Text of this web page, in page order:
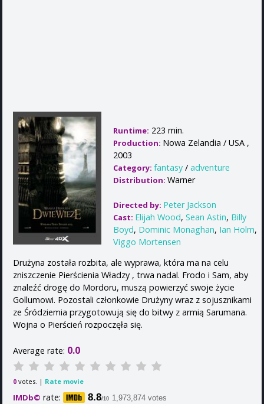
Runtime: 223 min.
Production: Nowa Zelandia / USA ,
2003
Category: fantasy / adventure
Distribution: Warner
Directed by: Peter Jackson
Cast: Elijah Wood, Sean Astin, Billy
Boyd, Dominic Monaghan, Ian Holm,
Viggo Mortensen
Drużyna została rozbita, ale wyprawa, która ma na celu
zniszczenie Pierścienia Władzy , trwa nadal. Frodo i Sam, aby
znaleźć drogę do Mordoru, muszą powierzyć swoje życie
Gollumowi. Pozostali członkowie Drużyny wraz z sojusznikami
ze Śródziemia przygotowują się do bitwy z armią Sarumana.
Wojna o Pierścień rozpoczęła się.
Average rate: 0.0
0 votes. | Rate movie
IMDb© rate: 8.8/10 1,973,874 votes